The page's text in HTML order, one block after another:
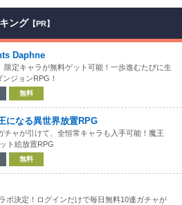
ング 【PR】
Daphne
限定キャラが無料ゲット可能！一歩進むたびに生
ジョンRPG！
無料
になる異世界放置RPG
チャが引けて、全恒常キャラも入手可能！魔王
ト絵放置RPG
無料
ボ決定！ログインだけで毎日無料10連ガチャが